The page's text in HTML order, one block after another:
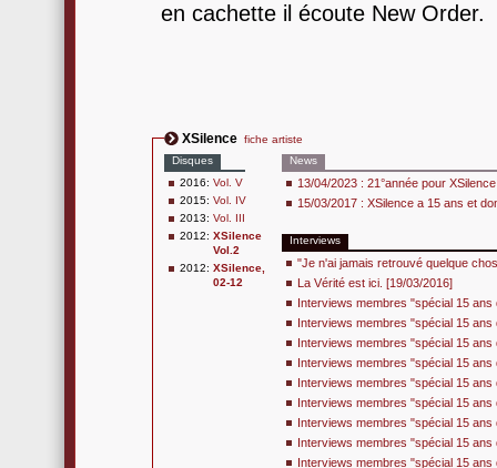
en cachette il écoute New Order.
XSilence fiche artiste
Disques
2016: Vol. V
2015: Vol. IV
2013: Vol. III
2012: XSilence
Vol.2
2012: XSilence,
02-12
News
13/04/2023 : 21°année pour
15/03/2017 : XSilence a 15 ans et
Interviews
"Je n'ai jamais retrouvé quelque
La Vérité est ici. [19/03/2016]
Interviews membres "spécial 15
Interviews membres "spécial 15 ans
Interviews membres "spécial 15
Interviews membres "spécial 15
Interviews membres "spécial 15 ans
Interviews membres "spécial 15
Interviews membres "spécial 15
Interviews membres "spécial 15 ans
Interviews membres "spécial 15